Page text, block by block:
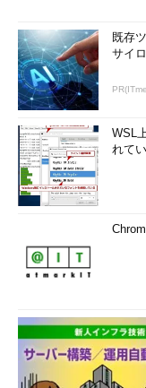
既存
サイ
WSL
れて